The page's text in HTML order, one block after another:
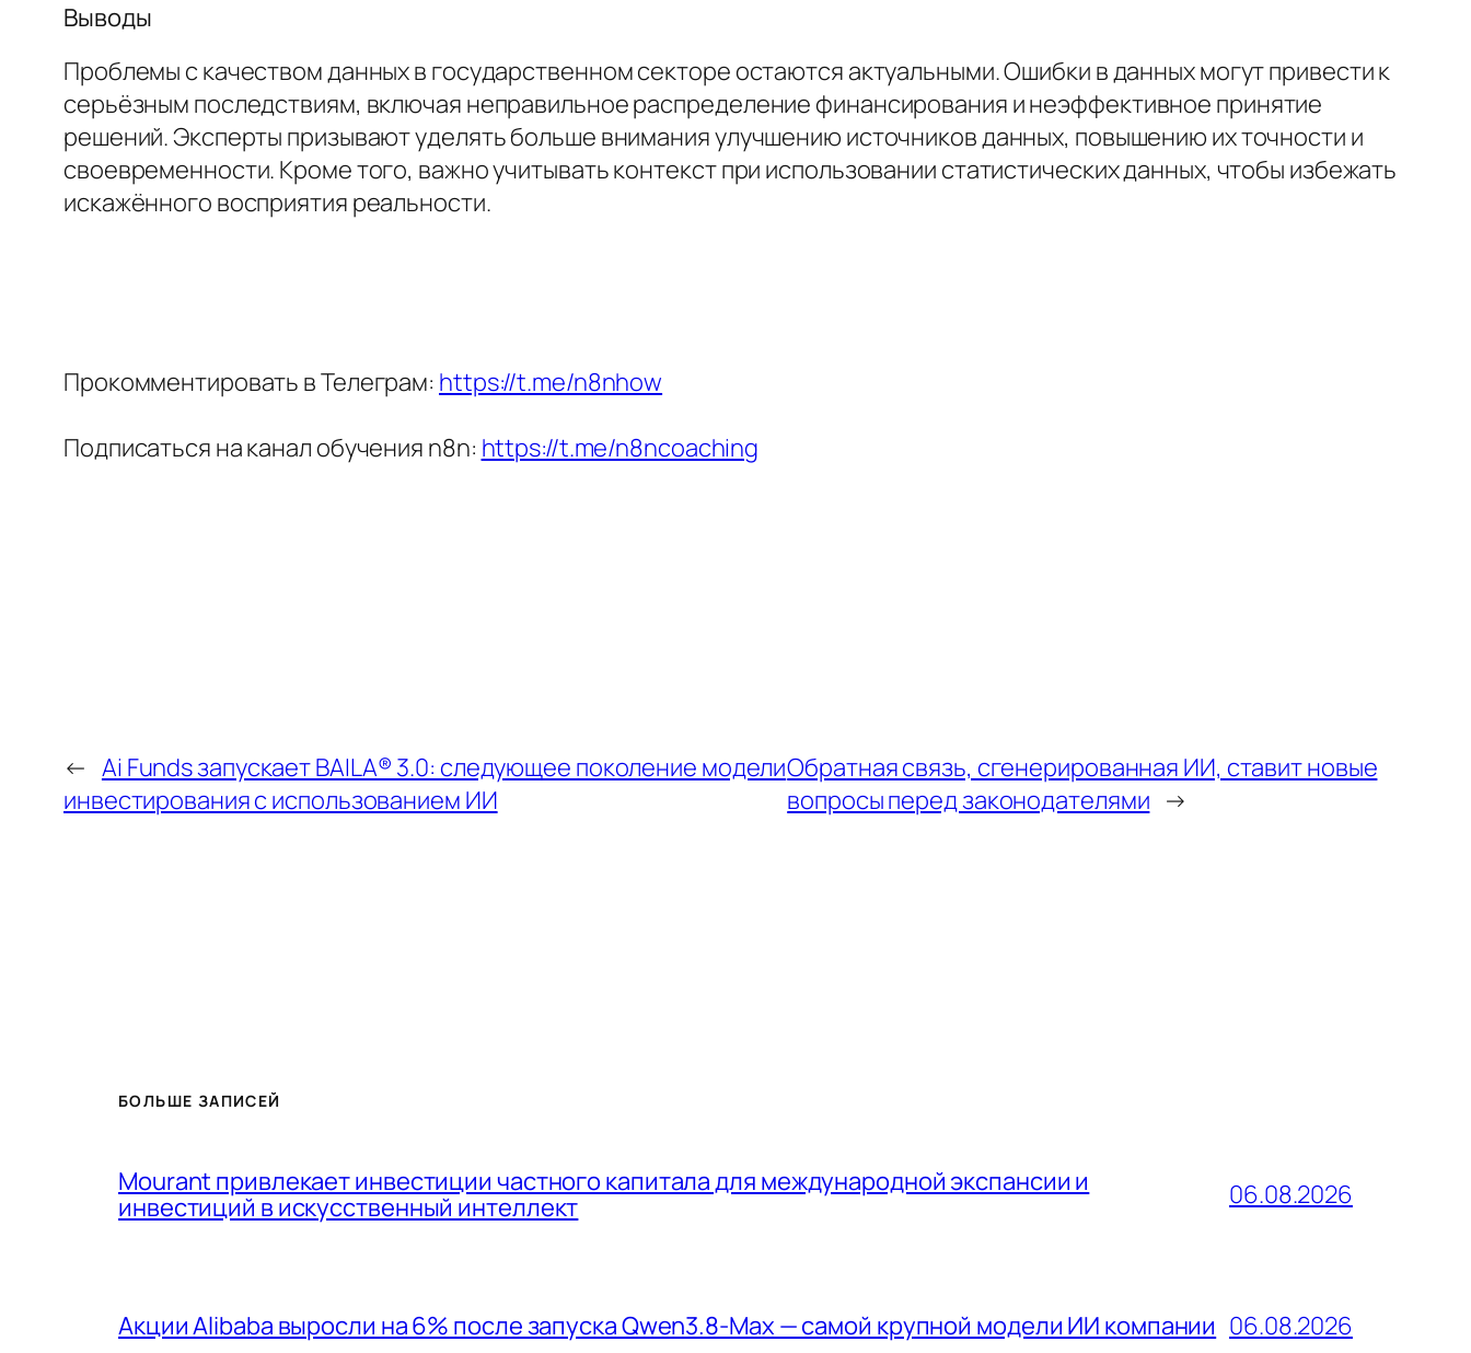
Выводы
Проблемы с качеством данных в государственном секторе остаются актуальными. Ошибки в данных могут привести к
серьёзным последствиям, включая неправильное распределение финансирования и неэффективное принятие
решений. Эксперты призывают уделять больше внимания улучшению источников данных, повышению их точности и
своевременности. Кроме того, важно учитывать контекст при использовании статистических данных, чтобы избежать
искажённого восприятия реальности.
Прокомментировать в Телеграм: https://t.me/n8nhow
Подписаться на канал обучения n8n: https://t.me/n8ncoaching
← Ai Funds запускает BAILA® 3.0: следующее поколение модели
инвестирования с использованием ИИ
Обратная связь, сгенерированная ИИ, ставит новые
вопросы перед законодателями →
БОЛЬШЕ ЗАПИСЕЙ
Mourant привлекает инвестиции частного капитала для международной экспансии и
инвестиций в искусственный интеллект
06.08.2026
Акции Alibaba выросли на 6% после запуска Qwen3.8-Max — самой крупной модели ИИ компании 06.08.2026